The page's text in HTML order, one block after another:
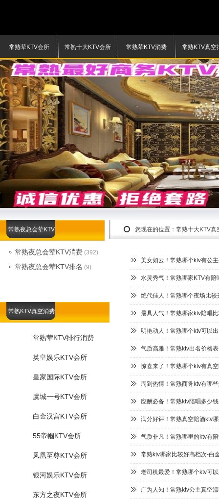
常熟荤KTV会所 常熟十大KTV会所 常熟荤KTV消费 常熟KTV真空
您现在的位置： 常熟十大KTV真
常熟KTV真空消费
常熟荤KTV排行消费
英皇娱乐KTV会所
皇家国际KTV会所
虞城一号KTV会所
白金汉宫KTV会所
55帝帼KTV会所
凤凰至尊KTV会所
银河娱乐KTV会所
东方之夜KTV会所
美女如云！常熟哪个ktv有公
水灵秀气！常熟哪家KTV有
绝代佳人！常熟哪个夜场比
最具人气！常熟哪家ktv陪唱
明艳动人！常熟哪个ktv可以
气质高雅！常熟ktv出名价格
惊喜来了！常熟哪个ktv有真
周到热情！常熟商务ktv有哪
应酬必备！常熟ktv陪唱多少
满分好评！常熟真空陪酒ktv
气质非凡！常熟哪里的ktv有
常熟ktv哪家比较好高档次-白
老司机最爱！常熟哪个ktv可
广为人知！常熟ktv公主真空
常熟夜总会荤KTV
常熟夜总会荤KTV消费 (392)
常熟夜总会荤KTV排名 (9)